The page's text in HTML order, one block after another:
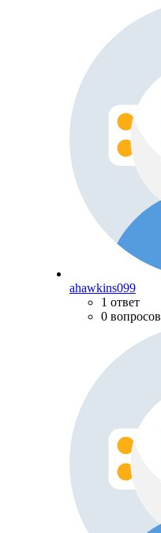
ahawkins099
1 ответ
0 вопросов